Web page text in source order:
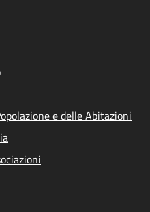
e delle Abitazioni